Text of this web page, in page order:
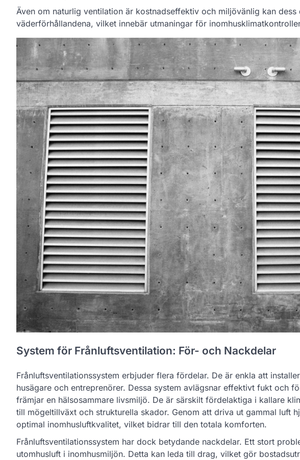
Även om naturlig ventilation är kostnadseffektiv och miljövänlig kan
väderförhållandena, vilket innebär utmaningar för
System för Frånluftsventilation: För- och Nackdelar
Frånluftsventilationssystem erbjuder flera fördelar. De är enkla att
husägare och entreprenörer. Dessa system avlägsnar effektivt fukt och
främjar en hälsosammare livsmiljö. De är särskilt fördelaktiga i kallare
till mögeltillväxt och strukturella skador. Genom att driva ut gammal luft
optimal inomhusluftkvalitet, vilket bidrar till den totala komforten.
Frånluftsventilationssystem har dock betydande nackdelar. Ett stort
utomhusluft i inomhusmiljön. Detta kan leda till drag, vilket gör